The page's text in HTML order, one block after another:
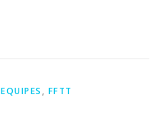
EQUIPES , FFTT